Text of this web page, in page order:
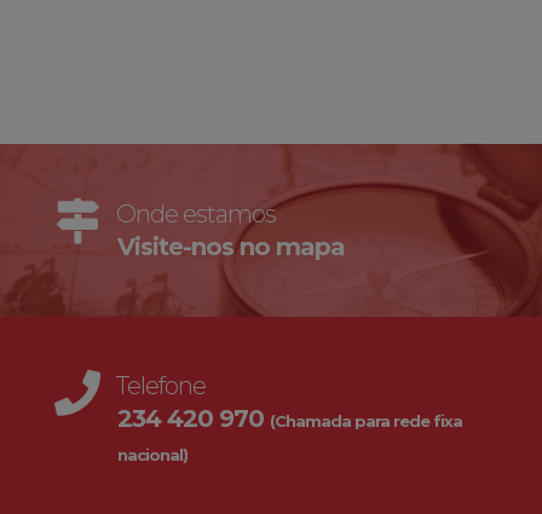
Onde estamos
Visite-nos no mapa
Telefone
234 420 970 (Chamada para rede fixa
nacional)